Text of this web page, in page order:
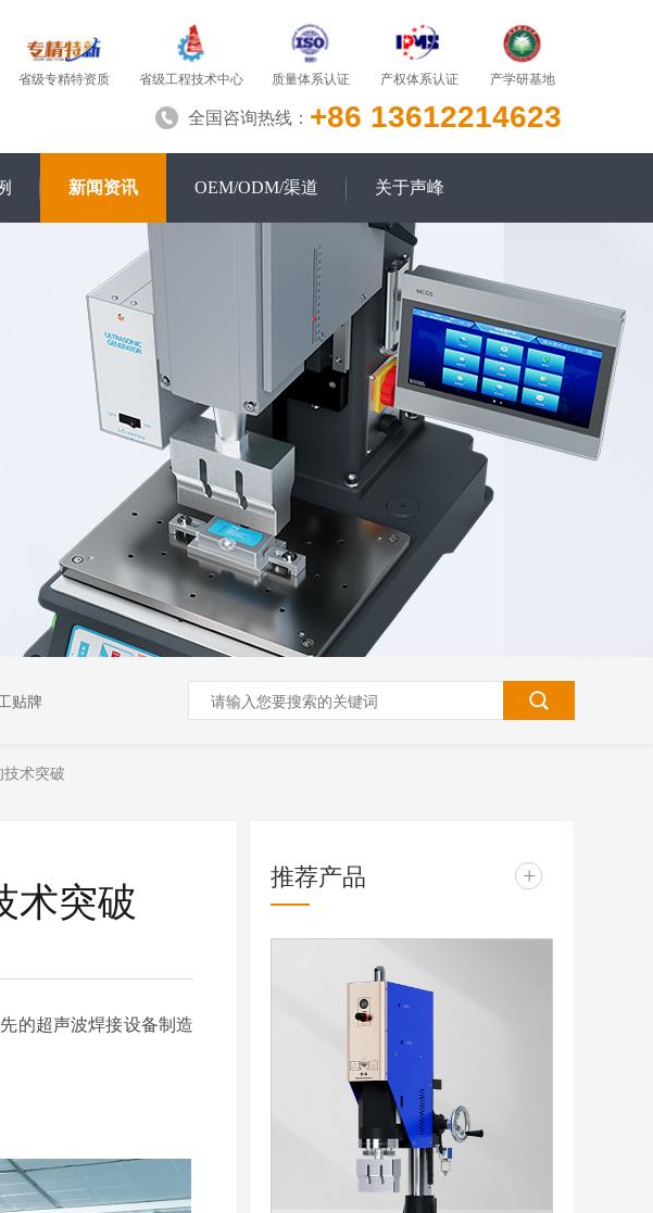
省级专精特资质 省级工程技术中心 质量体系认证 产权体系认证 产学研基地
全国咨询热线： +86 13612214623
新闻资讯 OEM/ODM/渠道 关于声峰
贴牌
术突破
术突破
的超声波焊接设备制造
推荐产品 +